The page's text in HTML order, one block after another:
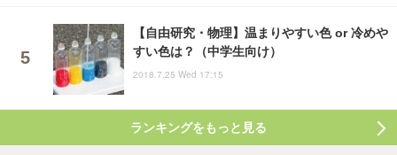
【自由研究・物理】温まりやすい色 or 冷めや
すい色は？（中学生向け）
2018.7.25 Wed 17:15
ランキングをもっと見る